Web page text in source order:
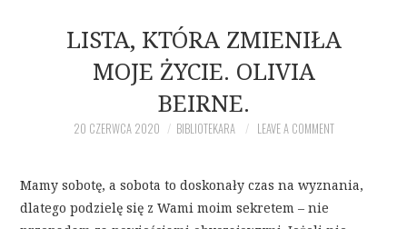
O BIBLIOTEKARZE
NAPISZ DO BIBLIOTEKARY
LISTA, KTÓRA ZMIENIŁA
MOJE ŻYCIE. OLIVIA
BEIRNE.
20 CZERWCA 2020 BIBLIOTEKARA LEAVE A COMMENT
Mamy sobotę, a sobota to doskonały czas na wyznania,
dlatego podzielę się z Wami moim sekretem – nie